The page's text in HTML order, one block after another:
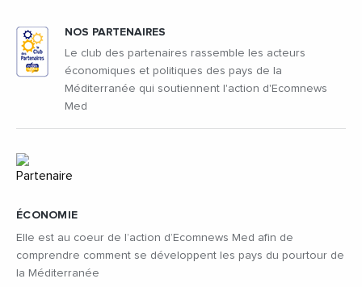
ÉCONOMIE
Elle est au coeur de l’action d’Ecomnews Med afin de
comprendre comment se développent les pays du pourtour de
la Méditerranée
NOS PARTENAIRES
Le club des partenaires rassemble les acteurs
économiques et politiques des pays de la
Méditerranée qui soutiennent l'action d'Ecomnews
Med